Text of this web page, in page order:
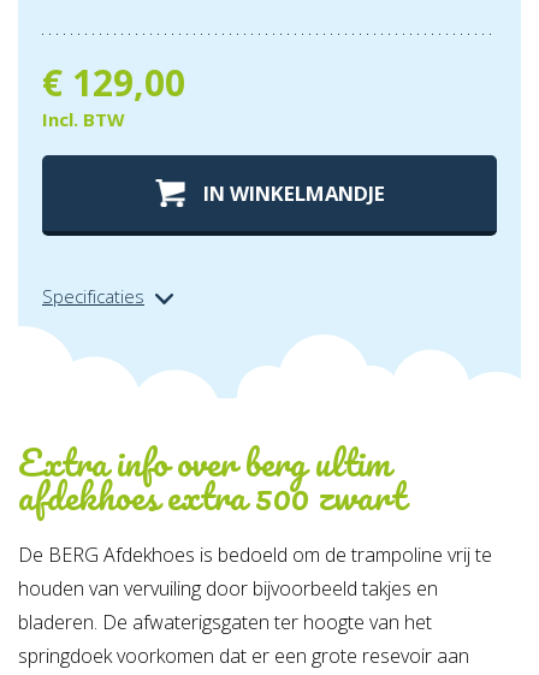
€ 129,00
Incl. BTW
IN WINKELMANDJE
Specificaties
Extra info overberg ultim
afdekhoes extra 500 zwart
De BERG Afdekhoes is bedoeld om de trampoline vrij te
houden van vervuiling door bijvoorbeeld takjes en
bladeren. De afwaterigsgaten ter hoogte van het
springdoek voorkomen dat er een grote resevoir aan